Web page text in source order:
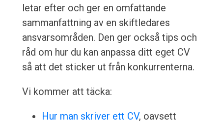
letar efter och ger en omfattande
sammanfattning av en skiftledares
ansvarsområden. Den ger också tips och
råd om hur du kan anpassa ditt eget CV
så att det sticker ut från konkurrenterna.
Vi kommer att täcka:
Hur man skriver ett CV, oavsett